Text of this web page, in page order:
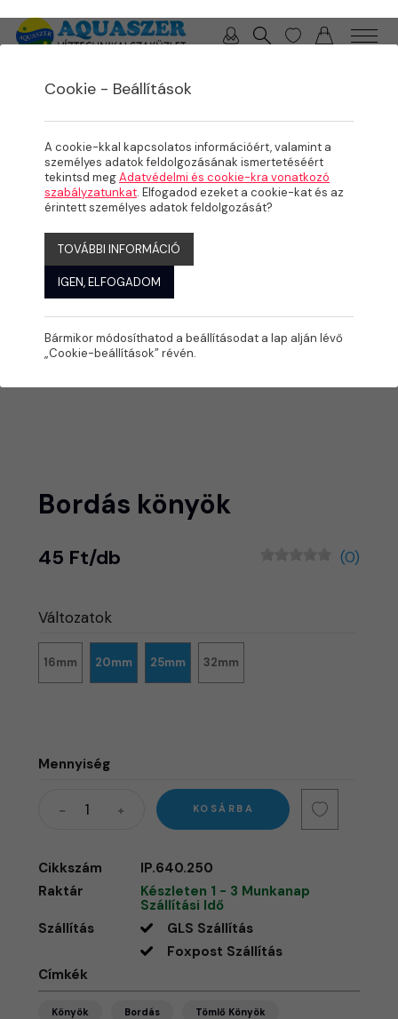
Bordás könyök
45 Ft/db (0)
Változatok
16mm 20mm 25mm 32mm
Mennyiség
KOSÁRBA
Cikkszám
IP.640.250
Raktár
Készleten 1 - 3 Munkanap
Szállítási Idő
Szállítás
GLS Szállítás
Foxpost Szállítás
Címkék
Könyök Bordás Tömlő Könyök
Cookie - Beállítások
A cookie-kkal kapcsolatos információért, valamint a
személyes adatok feldolgozásának ismertetéséért
tekintsd megAdatvédelmi és cookie-kra vonatkozó
szabályzatunkat. Elfogadod ezeket a cookie-kat és az
érintett személyes adatok feldolgozását?
TOVÁBBI INFORMÁCIÓ
IGEN, ELFOGADOM
Bármikor módosíthatod a beállításodat a lap alján lévő
„Cookie-beállítások” révén.